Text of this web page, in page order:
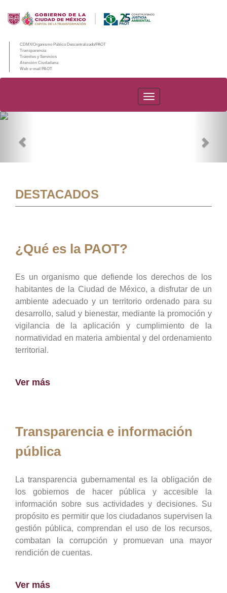
CDMX/Organismo Público Descentralizado/PAOT
Transparencia
Trámites y Servicios
Atención Ciudadana
Web e-mail PAOT
PAOT
DESTACADOS
¿Qué es la PAOT?
Es un organismo que defiende los derechos de los
habitantes de la Ciudad de México, a disfrutar de un
ambiente adecuado y un territorio ordenado para su
desarrollo, salud y bienestar, mediante la promoción y
vigilancia de la aplicación y cumplimiento de la
normatividad en materia ambiental y del ordenamiento
territorial.
Ver más
Transparencia e información
pública
La transparencia gubernamental es la obligación de
los gobiernos de hacer pública y accesible la
información sobre sus actividades y decisiones. Su
propósito es permitir que los ciudadanos supervisen la
gestión pública, comprendan el uso de los recursos,
combatan la corrupción y promuevan una mayor
rendición de cuentas.
Ver más